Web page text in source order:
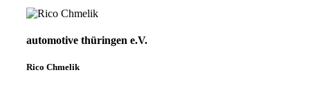
automotive thüringen e.V.
Rico Chmelik